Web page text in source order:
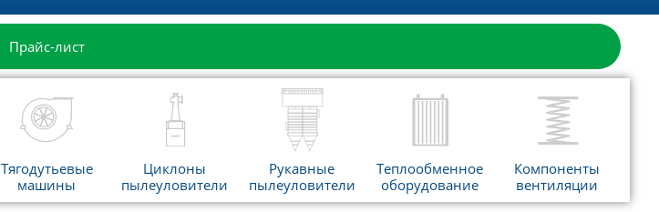
Прайс-лист
Тягодутьевые
машины
Циклоны
пылеуловители
Рукавные
пылеуловители
Теплообменное
оборудование
Компоненты
вентиляции